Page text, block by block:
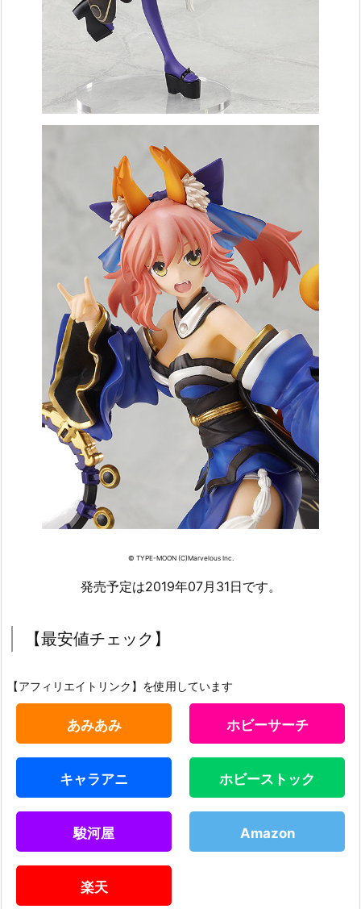
© TYPE-MOON (C)Marvelous Inc.
発売予定は2019年07月31日です。
【最安値チェック】
【アフィリエイトリンク】を使用しています
あみあみ ホビーサーチ
キャラアニ ホビーストック
駿河屋 Amazon
楽天